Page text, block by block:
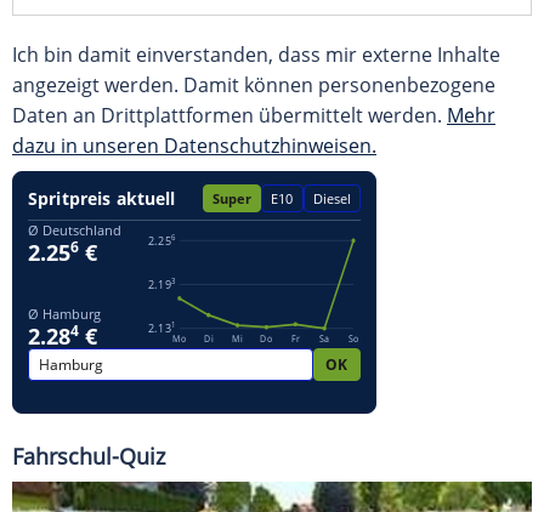
Ich bin damit einverstanden, dass mir externe Inhalte
angezeigt werden. Damit können personenbezogene
Daten an Drittplattformen übermittelt werden. Mehr
dazu in unseren Datenschutzhinweisen.
Fahrschul-Quiz